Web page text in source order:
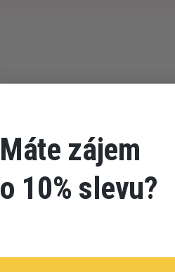
Máte zájem
o 10% slevu?